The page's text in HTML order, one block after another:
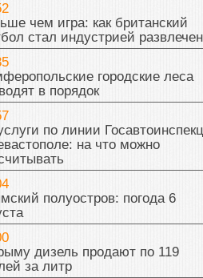
чем игра: как британский
стал индустрией
городские леса
в порядок
по линии
на что можно
полуостров: погода 6
дизель продают по 119
за литр